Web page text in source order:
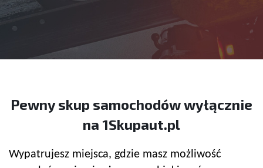
Pewnyskup samochodówwyłącznie
na 1Skupaut.pl
Wypatrujesz miejsca, gdzie masz możliwość